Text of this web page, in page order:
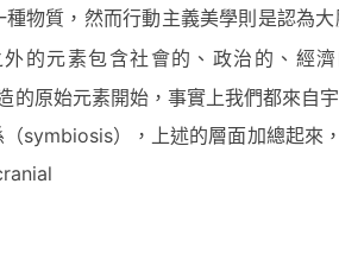
物質，然而行動主義美學則是認為
的元素包含社會的、政治的、經
原始元素開始，事實上我們都來自
symbiosis），上述的層面加總起來